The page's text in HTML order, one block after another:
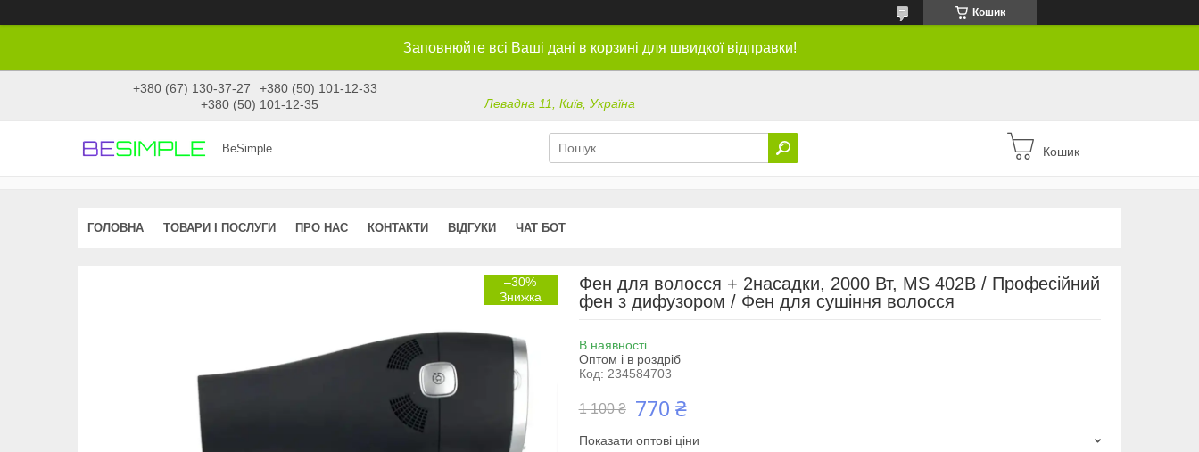
Кошик
Заповнюйте всі Ваші дані в корзині для швидкої відправки!
+380 (67) 130-37-27
+380 (50) 101-12-33
+380 (50) 101-12-35
Левадна 11, Київ, Україна
BeSimple Кошик
ГОЛОВНА ТОВАРИ І ПОСЛУГИ ПРО НАС КОНТАКТИ ВІДГУКИ ЧАТ БОТ
–30%
Фен для волосся + 2насадки, 2000 Вт, MS 402B / Професійний
фен з дифузором / Фен для сушіння волосся
В наявності
Оптом і в роздріб
Код: 234584703
1 100 ₴ 770 ₴
Показати оптові ціни